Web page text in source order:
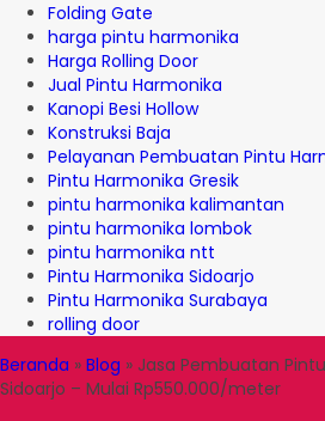
Folding Gate
harga pintu harmonika
Harga Rolling Door
Jual Pintu Harmonika
Kanopi Besi Hollow
Konstruksi Baja
Pelayanan Pembuatan Pintu
Pintu Harmonika Gresik
pintu harmonika kalimantan
pintu harmonika lombok
pintu harmonika ntt
Pintu Harmonika Sidoarjo
Pintu Harmonika Surabaya
rolling door
Beranda » Blog » Jasa Pembuatan
Sidoarjo – Mulai Rp550.000/meter